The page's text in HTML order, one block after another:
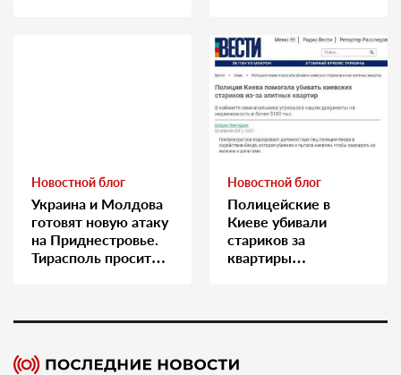
Новостной блог
Украина и Молдова
готовят новую атаку
на Приднестровье.
Тирасполь просит
Новостной блог
Полицейские в
Киеве убивали
стариков за
квартиры…